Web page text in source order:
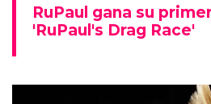
RuPaul gana su
'RuPaul's Drag Race'